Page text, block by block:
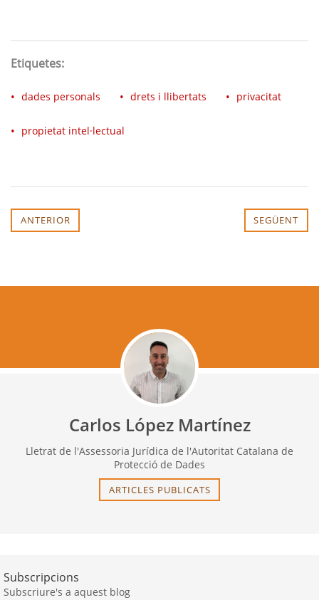
Etiquetes:
dades personals drets i llibertats privacitat
propietat intel·lectual
ANTERIOR SEGÜENT
Carlos López Martínez
Lletrat de l'Assessoria Jurídica de l'Autoritat Catalana de
Protecció de Dades
ARTICLES PUBLICATS
Subscripcions
Subscriure's a aquest blog